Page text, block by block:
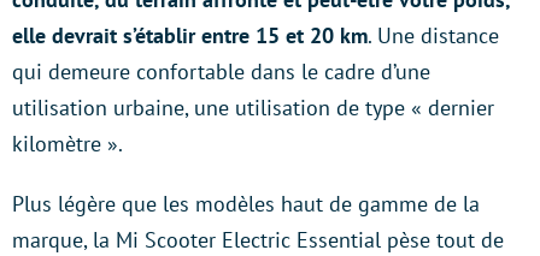
elle devrait s’établir entre 15 et 20 km. Une distance
qui demeure confortable dans le cadre d’une
utilisation urbaine, une utilisation de type « dernier
kilomètre ».
Plus légère que les modèles haut de gamme de la
marque, la Mi Scooter Electric Essential pèse tout de